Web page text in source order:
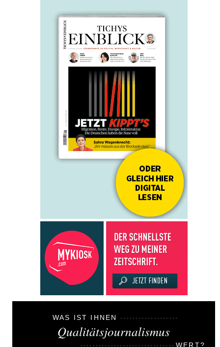
WAS IST IHNEN
Qualitätsjournalismus
WERT?